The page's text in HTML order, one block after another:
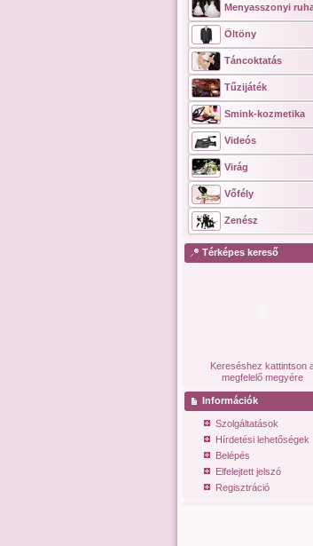
Menyasszonyi
Öltöny
Táncoktatás
Tűzijáték
Smink-kozmetika
Videós
Virág
Vőfély
Zenész
Térképes kereső
Kereséshez kattintson
megfelelő megyére
Információk
Szolgáltatások
Hírdetési lehetőségek
Belépés
Elfelejtett jelszó
Regisztráció